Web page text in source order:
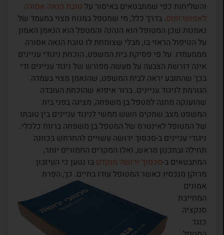
והשליחות כפי שמתבטאים באיסור על טובת הנאה אסורה
לאפוטרופוס. בדרך כלל, מי שמטפל במנוח מצוי במעמד של
נאמנות שכן המטופל הוא הנהנה והמטפל הוא הנאמן האמון
על הטיפול הראוי בו, מבלי שצומחת לו טובת הנאה אסורה
מממעמדו. על פי פסיקת בית המשפט, הוכחת ניגודי עניינים
אינה דורשת הצבעה על מעשה מפורש של ניגוד עניינים ודי
בכך שהתובע יראה לבית המשפט, שהנאמן מצוי בעמדה
הגורמת לניגוד עניינים. ברור איפוא שהוכחת העובדה
שהוענקה מתנה למטפל בן משפחה, מציגה בפני בית
המשפט מצב שמקים חשש ממשי לניגוד עניינים בין טובתו
של המטופל לאינטרס של המטפל בן משפחה ברווח כלכלי.
ניגודי עניינים ב-סכסוך ירושה עשויים להתרחש בכוונה
תחילה ובתכנון מראש, ואלו המקרים החמורים יותר,
המתבטאים ב-סכסוך ירושה מוקדםבו נטען כי העיזבון
מרוקן מנכסיו כאשר המטופל עודו בחיים. כך, הפרת
אמונים
המחייבת
סנקציה
כנגד